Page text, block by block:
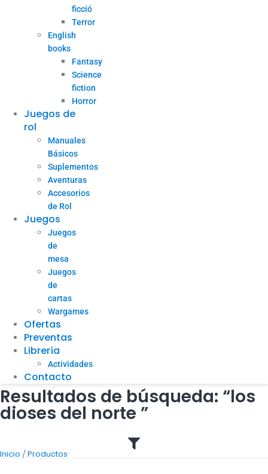
ficció
Terror
English
books
Fantasy
Science
fiction
Horror
Juegos de
rol
Manuales
Básicos
Suplementos
Aventuras
Accesorios
de Rol
Juegos
Juegos
de
mesa
Juegos
de
cartas
Wargames
Ofertas
Preventas
Librería
Actividades
Contacto
Resultados de búsqueda: “los
dioses del norte ”
Inicio /Productos